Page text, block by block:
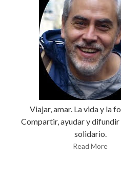
Viajar, amar. La vida y la
Compartir, ayudar y difundir
solidario.
Read More